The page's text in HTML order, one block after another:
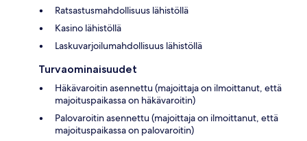
Ratsastusmahdollisuus lähistöllä
Kasino lähistöllä
Laskuvarjoilumahdollisuus lähistöllä
Turvaominaisuudet
Häkävaroitin asennettu (majoittaja on ilmoittanut, että
majoituspaikassa on häkävaroitin)
Palovaroitin asennettu (majoittaja on ilmoittanut, että
majoituspaikassa on palovaroitin)